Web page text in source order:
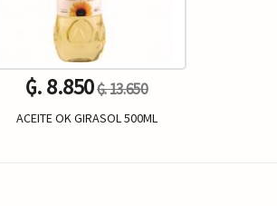
₲. 8.850₲. 13.650
ACEITE OK GIRASOL 500ML